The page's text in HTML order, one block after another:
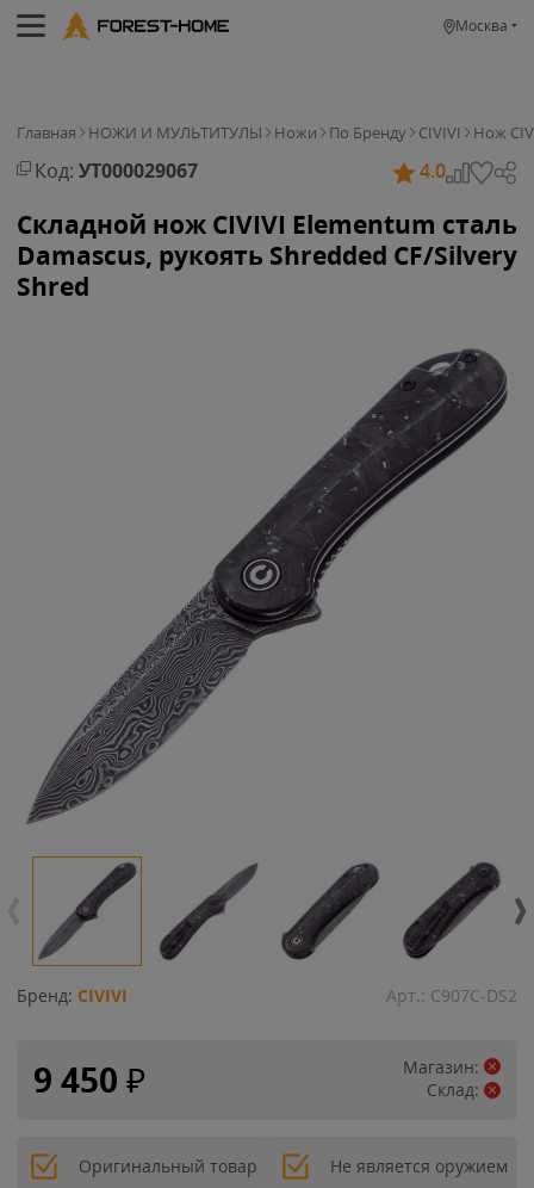
Москва
Главная НОЖИ И МУЛЬТИТУЛЫ Ножи По Бренду CIVIVI Нож
Код: УТ000029067 4.0
Складной нож CIVIVI Elementum сталь
Damascus, рукоять Shredded CF/Silvery
Shred
Бренд: CIVIVI Арт.: C907C-DS2
9 450 ₽
Магазин:
Склад:
Оригинальный товар Не является оружием